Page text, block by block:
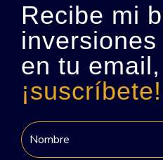
Recibe mi
inversiones
en tu email,
¡suscríbete!